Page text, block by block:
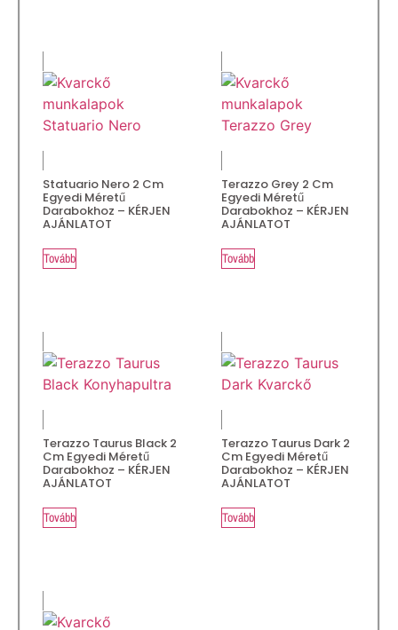
Statuario Nero 2 Cm
Egyedi Méretű
Darabokhoz – KÉRJEN
AJÁNLATOT
Tovább
Terazzo Grey 2 Cm
Egyedi Méretű
Darabokhoz – KÉRJEN
AJÁNLATOT
Tovább
Terazzo Taurus Black 2
Cm Egyedi Méretű
Darabokhoz – KÉRJEN
AJÁNLATOT
Tovább
Terazzo Taurus Dark 2
Cm Egyedi Méretű
Darabokhoz – KÉRJEN
AJÁNLATOT
Tovább